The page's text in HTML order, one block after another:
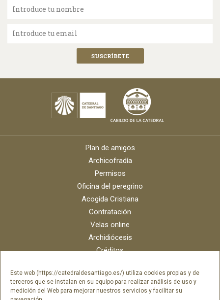
Este web (https://catedraldesantiago.es/) utiliza cookies propias y de
terceros que se instalan en su equipo para realizar análisis de uso y
medición del Web para mejorar nuestros servicios y facilitar su
Introduce tu nombre
Introduce tu email
Plan de amigos
Archicofradía
Permisos
Oficina del peregrino
Acogida Cristiana
Contratación
Velas online
Archidiócesis
Créditos
Contacto
Portal del empleado SAMI Catedral